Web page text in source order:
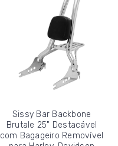
Sissy Bar Backbone
Brutale 25" Destacável
com Bagageiro Removível